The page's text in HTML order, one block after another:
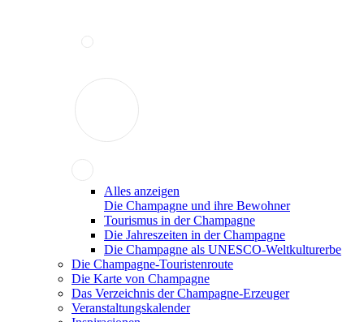
Alles anzeigen
Die Champagne und ihre Bewohner
Tourismus in der Champagne
Die Jahreszeiten in der Champagne
Die Champagne als UNESCO-Weltkulturerbe
Die Champagne-Touristenroute
Die Karte von Champagne
Das Verzeichnis der Champagne-Erzeuger
Veranstaltungskalender